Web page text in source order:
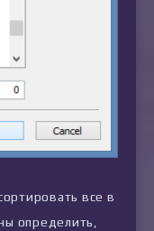
все в
определить,